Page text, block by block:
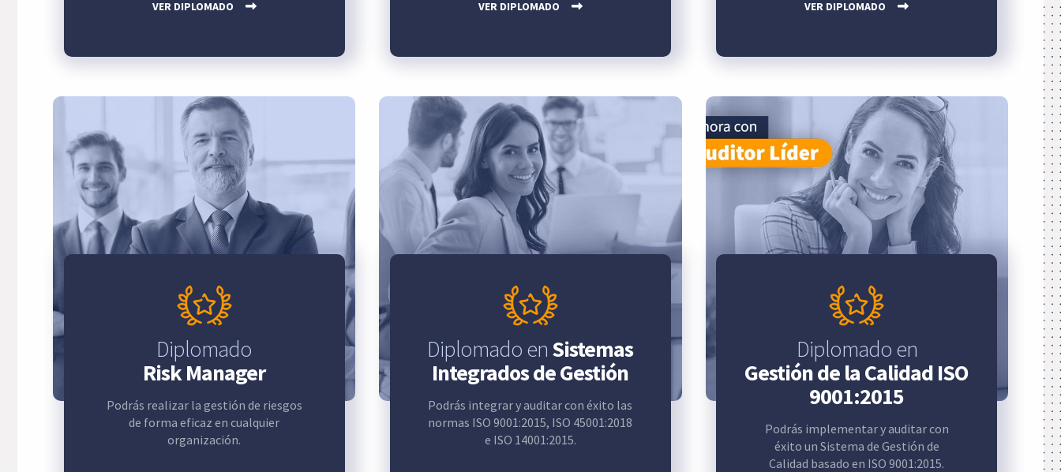
VER DIPLOMADO VER DIPLOMADO VER DIPLOMADO
Diplomado
Risk Manager
Podrás realizar la gestión de riesgos
de forma eficaz en cualquier
organización.
Diplomado enSistemas
Integrados de Gestión
Podrás integrar y auditar con éxito las
normas ISO 9001:2015, ISO 45001:2018
e ISO 14001:2015.
Diplomado en
Gestión de la Calidad ISO
9001:2015
Podrás implementar y auditar con
éxito un Sistema de Gestión de
Calidad basado en ISO 9001:2015.